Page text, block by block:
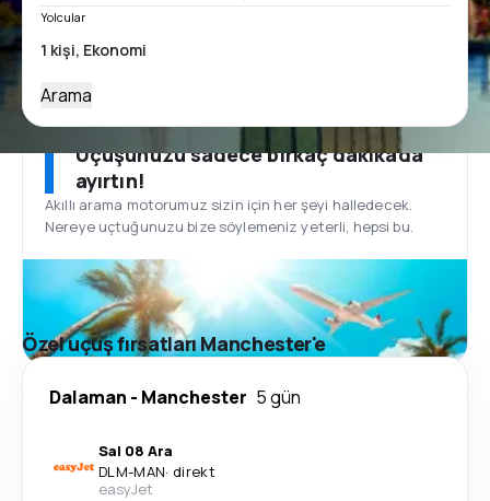
Yolcular
Arama
Uçuşunuzu sadece birkaç dakikada
ayırtın!
Akıllı arama motorumuz sizin için her şeyi halledecek.
Nereye uçtuğunuzu bize söylemeniz yeterli, hepsi bu.
Özel uçuş fırsatları Manchester'e
Dalaman - Manchester 5 gün
Sal 08 Ara
DLM-MAN· direkt
easyJet